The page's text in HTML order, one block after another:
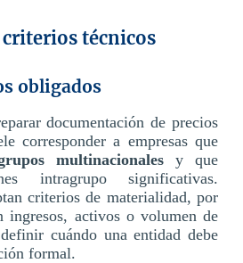
técnicos
obligados
documentación de precios
corresponder a empresas que
multinacionales y que
intragrupo significativas.
criterios de materialidad, por
ingresos, activos o volumen de
cuándo una entidad debe
formal.